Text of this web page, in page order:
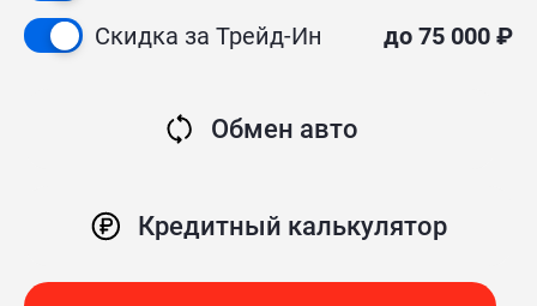
Скидка за Трейд-Ин
до 75 000 ₽
Обмен авто
Кредитный калькулятор